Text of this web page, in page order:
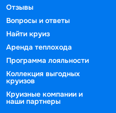
Отзывы
Вопросы и ответы
Найти круиз
Аренда теплохода
Программа лояльности
Коллекция выгодных
круизов
Круизные компании и
наши партнеры